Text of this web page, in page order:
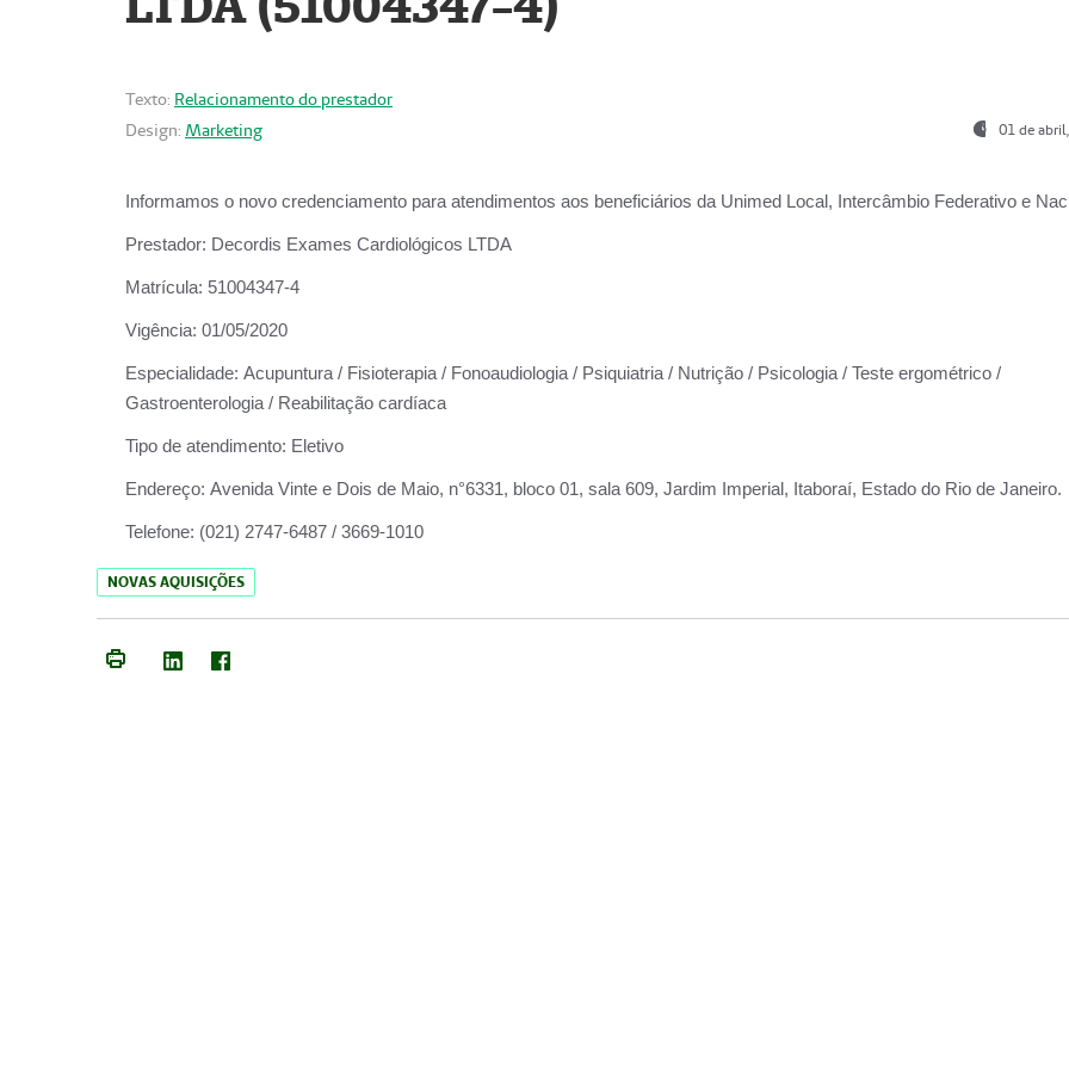
Texto: Relacionamento do prestador
Design: Marketing 01 de
Informamos o novo credenciamento para atendimentos aos beneficiários da Unimed Local, Intercâmbio Federativo e
Prestador: Decordis Exames Cardiológicos LTDA
Matrícula: 51004347-4
Vigência: 01/05/2020
Especialidade: Acupuntura / Fisioterapia / Fonoaudiologia / Psiquiatria / Nutrição / Psicologia / Teste ergométrico /
Gastroenterologia / Reabilitação cardíaca
Tipo de atendimento: Eletivo
Endereço: Avenida Vinte e Dois de Maio, n°6331, bloco 01, sala 609, Jardim Imperial, Itaboraí, Estado do Rio de Janeiro.
Telefone: (021) 2747-6487 / 3669-1010
NOVAS AQUISIÇÕES